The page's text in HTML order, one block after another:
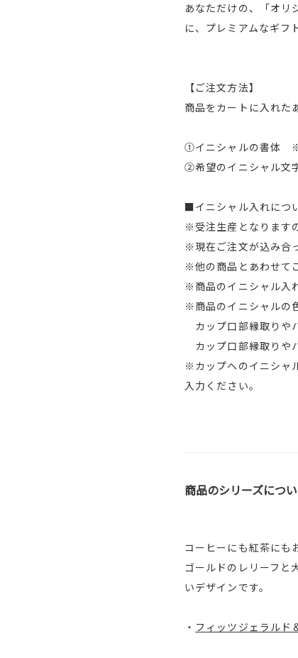
あなただけの、「オリ
に、プレミアムなギフ
【ご注文方法】
商品をカートに入れた
①イニシャルの書体
②希望のイニシャル文
■イニシャル入れにつ
※受注生産となります
※現在ご注文が込み合
※他の商品とあわせて
※商品のイニシャル入
※商品のイニシャルの
カップ口部縁取りや
カップ口部縁取りや
※カップへのイニシャ
入力ください。
商品のシリーズにつ
コーヒーにも紅茶にも
ゴールドのレリーフと
いデザインです。
・ フィッツジェラルド